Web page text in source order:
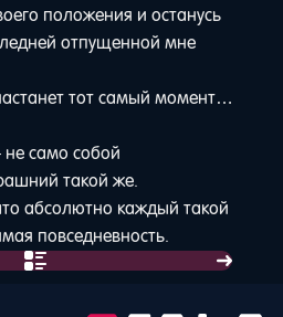
положения и останусь
отпущенной мне
тот самый момент…
само собой
такой же.
абсолютно каждый такой
повседневность.